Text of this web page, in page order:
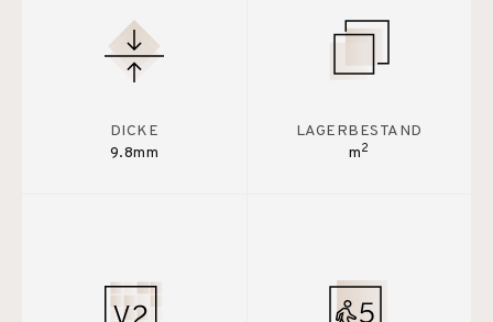
DICKE
9.8mm
LAGERBESTAND
m2